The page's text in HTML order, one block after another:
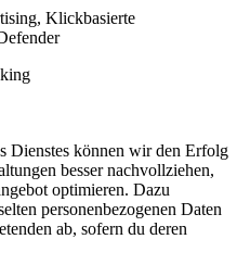
Klickbasierte
Dienstes können wir den Erfolg
besser nachvollziehen,
optimieren. Dazu
personenbezogenen Daten
ab, sofern du deren